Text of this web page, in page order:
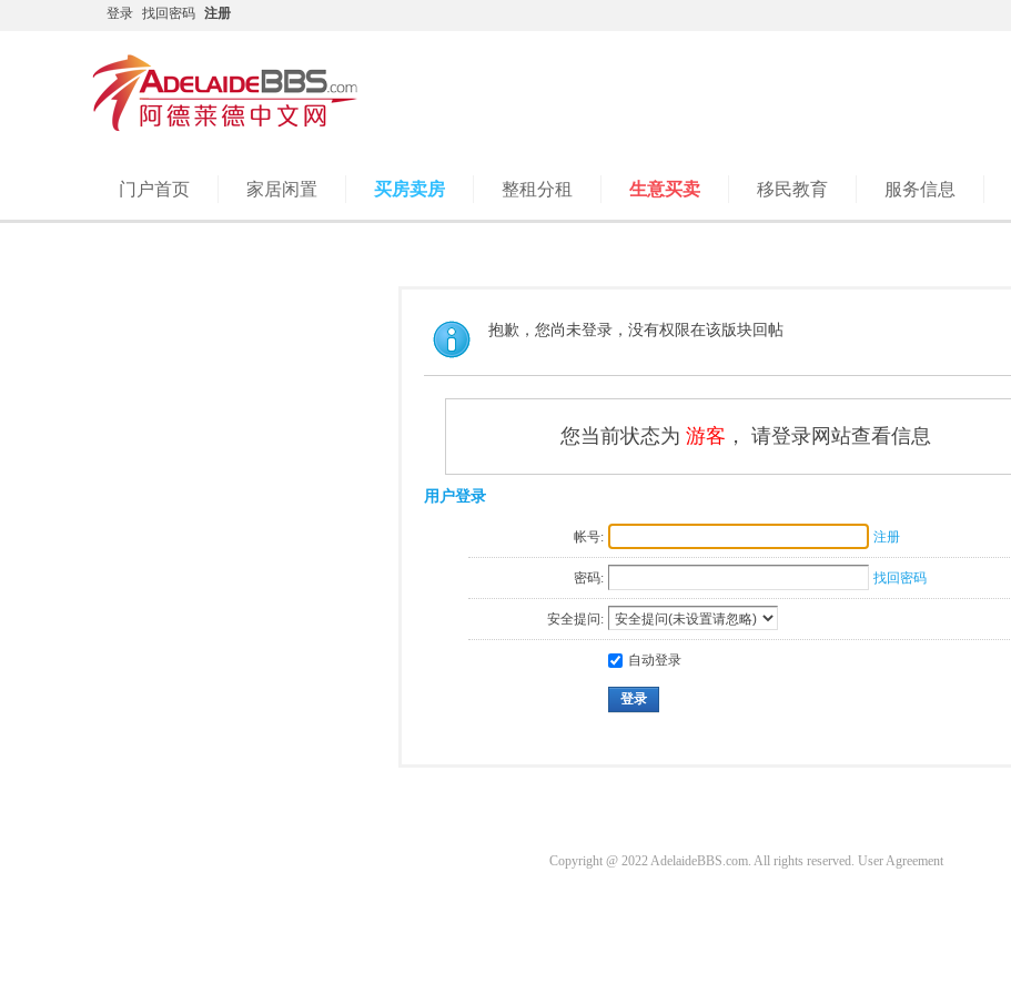
登录 找回密码 注册
门户首页 家居闲置 买房卖房 整租分租 生意买卖 移民教育 服务信息
抱歉，您尚未登录，没有权限在该版块回帖
您当前状态为 游客 ， 请登录网站查看信息
用户登录
帐号: 注册
密码: 找回密码
安全提问:
自动登录
登录
Copyright @ 2022 AdelaideBBS.com. All rights reserved. User Agreement